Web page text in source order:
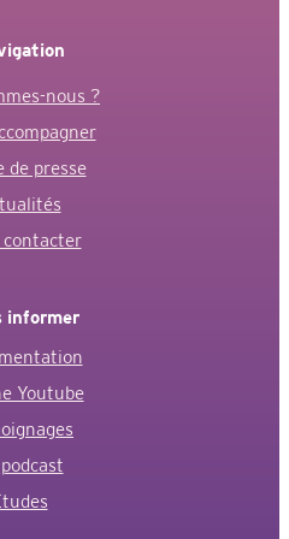
nous ?
de presse
contacter
informer
Youtube